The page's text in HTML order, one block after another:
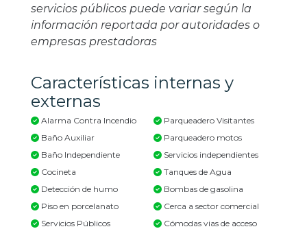
servicios públicos puede variar según la
información reportada por autoridades o
empresas prestadoras
Características internas y
externas
Alarma Contra Incendio
Baño Auxiliar
Baño Independiente
Cocineta
Detección de humo
Piso en porcelanato
Servicios Públicos
Parqueadero Visitantes
Parqueadero motos
Servicios independientes
Tanques de Agua
Bombas de gasolina
Cerca a sector comercial
Cómodas vias de acceso